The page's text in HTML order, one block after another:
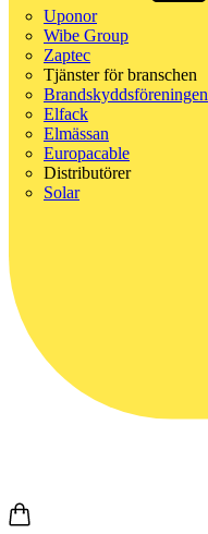
Uponor
Wibe Group
Zaptec
Tjänster för branschen
Brandskyddsföreningen
Elfack
Elmässan
Europacable
Distributörer
Solar